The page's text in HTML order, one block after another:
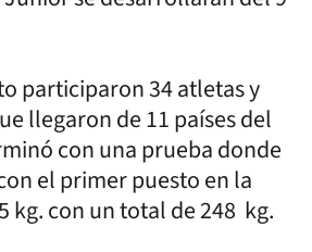
participaron 34 atletas y
llegaron de 11 países del
con una prueba donde
el primer puesto en la
kg. con un total de 248 kg.